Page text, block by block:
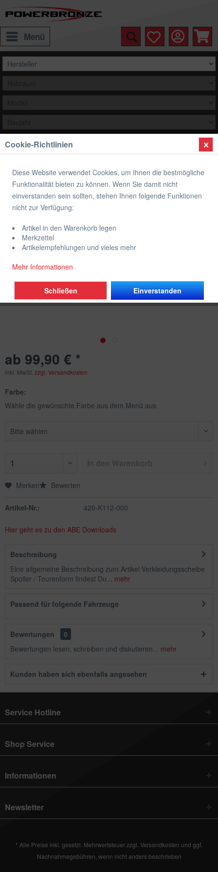
Menü
Auswählen
Übersicht Verkleidungsscheibe Spoiler / Tourenform
Verkleidungsscheibe Spoiler / Tourenform
KAWASAKI ZZR 600 E1-E7
ab 99,90 € *
inkl. MwSt. zzgl. Versandkosten
Farbe:
Wähle die gewünschte Farbe aus dem Menü aus
Merken Bewerten
Artikel-Nr.: 420-K112-000
Hier geht es zu den ABE Downloads
Beschreibung
Eine allgemeine Beschreibung zum Artikel Verkleidungsscheibe
Spoiler / Tourenform findest Du... mehr
Passend für folgende Fahrzeuge
Bewertungen
0
Bewertungen lesen, schreiben und diskutieren... mehr
Kunden haben sich ebenfalls angesehen
Service Hotline
Shop Service
Informationen
Newsletter
* Alle Preise inkl. gesetzl. Mehrwertsteuer zzgl. Versandkosten und ggf.
Nachnahmegebühren, wenn nicht anders beschrieben
Cookie-Richtlinien
Diese Website verwendet Cookies, um Ihnen die bestmögliche
Funktionalität bieten zu können. Wenn Sie damit nicht
einverstanden sein sollten, stehen Ihnen folgende Funktionen
nicht zur Verfügung:
Artikel in den Warenkorb legen
Merkzettel
Artikelempfehlungen und vieles mehr
Mehr Informationen
Einverstanden
Schließen